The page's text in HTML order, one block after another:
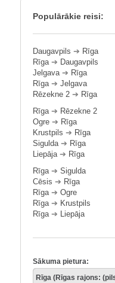
Populārākie reisi:
Daugavpils ➔ Rīga
Rīga➔ Daugavpils
Jelgava➔ Rīga
Rīga➔ Jelgava
Rēzekne 2 ➔ Rīga
Rīga➔ Rēzekne 2
Ogre ➔ Rīga
Krustpils ➔ Rīga
Sigulda➔ Rīga
Liepāja➔ Rīga
Rīga➔ Sigulda
Cēsis ➔ Rīga
Rīga➔ Ogre
Rīga➔ Krustpils
Rīga➔ Liepāja
Sākuma pietura: